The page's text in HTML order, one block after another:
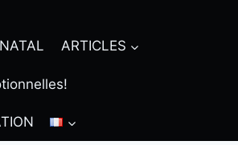
ARTICLES